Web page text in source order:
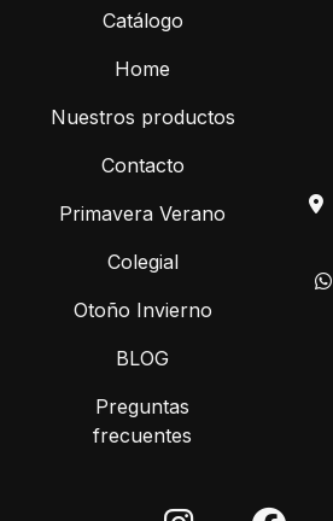
Catálogo
Home
Nuestros productos
Contacto
Primavera Verano
Colegial
Otoño Invierno
BLOG
Preguntas
frecuentes